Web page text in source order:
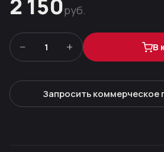
2 150руб.
− 1 + В
Запросить коммерческое